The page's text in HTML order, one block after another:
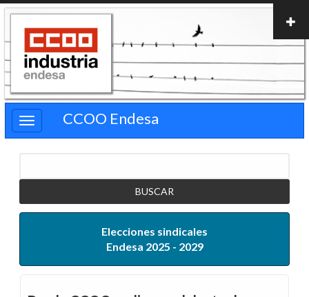
Pasar
contenido
principal
CCOO Endesa
Elecciones sindicales
Endesa 2025 - 2029